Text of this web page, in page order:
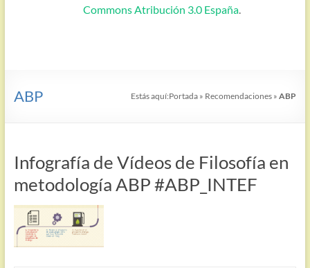
Commons Atribución 3.0 España.
ABP Estás aquí:Portada » Recomendaciones »ABP
Infografía de Vídeos de Filosofía en
metodología ABP #ABP_INTEF